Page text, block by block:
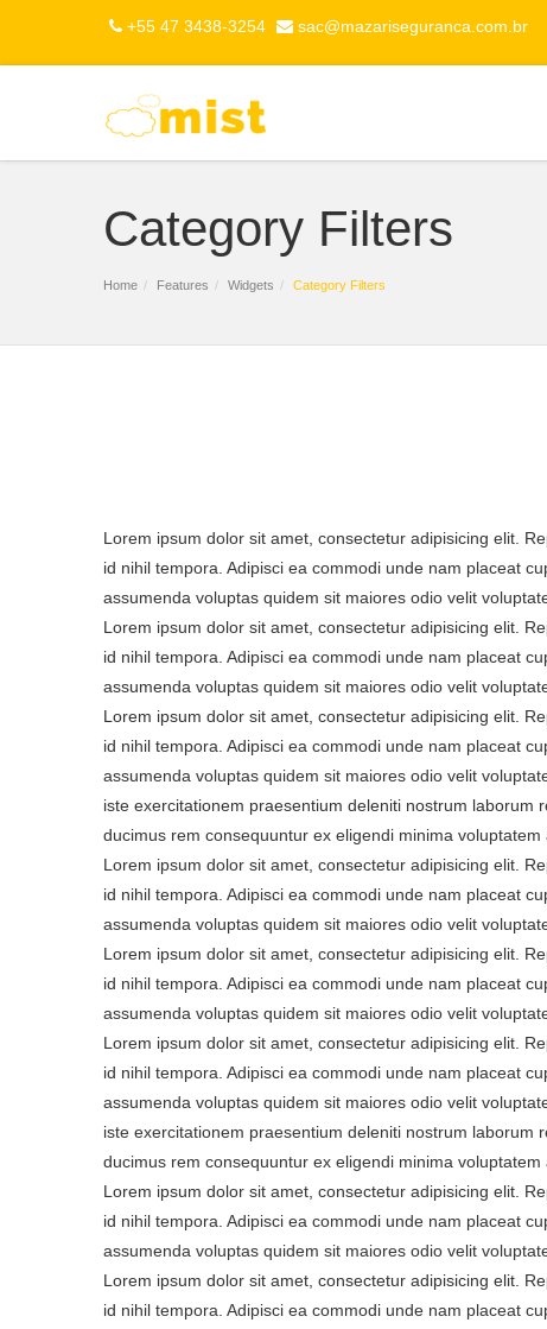
+55 47 3438-3254 sac@mazariseguranca.com.br
Category Filters
Home Features Widgets Category Filters
Lorem ipsum dolor sit amet, consectetur adipisicing elit.
id nihil tempora. Adipisci ea commodi unde nam placeat
assumenda voluptas quidem sit maiores odio velit
Lorem ipsum dolor sit amet, consectetur adipisicing elit.
id nihil tempora. Adipisci ea commodi unde nam placeat
assumenda voluptas quidem sit maiores odio velit
Lorem ipsum dolor sit amet, consectetur adipisicing elit.
id nihil tempora. Adipisci ea commodi unde nam placeat
assumenda voluptas quidem sit maiores odio velit
iste exercitationem praesentium deleniti nostrum laborum
ducimus rem consequuntur ex eligendi minima
Lorem ipsum dolor sit amet, consectetur adipisicing elit.
id nihil tempora. Adipisci ea commodi unde nam placeat
assumenda voluptas quidem sit maiores odio velit
Lorem ipsum dolor sit amet, consectetur adipisicing elit.
id nihil tempora. Adipisci ea commodi unde nam placeat
assumenda voluptas quidem sit maiores odio velit
Lorem ipsum dolor sit amet, consectetur adipisicing elit.
id nihil tempora. Adipisci ea commodi unde nam placeat
assumenda voluptas quidem sit maiores odio velit
iste exercitationem praesentium deleniti nostrum laborum
ducimus rem consequuntur ex eligendi minima
Lorem ipsum dolor sit amet, consectetur adipisicing elit.
id nihil tempora. Adipisci ea commodi unde nam placeat
assumenda voluptas quidem sit maiores odio velit
Lorem ipsum dolor sit amet, consectetur adipisicing elit.
id nihil tempora. Adipisci ea commodi unde nam placeat